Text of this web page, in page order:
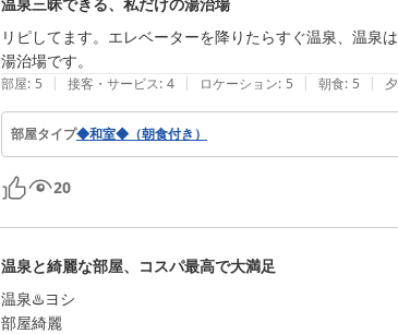
リピしてます。エレベーターを降りたらすぐ温泉、温泉
湯治場です。
部屋: 5 | 接客・サービス: 4 | ロケーション: 5 | 朝食: 5 |
部屋タイプ◆和室◆（朝食付き）
20
温泉と綺麗な部屋、コスパ最高で大満足
温泉♨️ヨシ
部屋綺麗